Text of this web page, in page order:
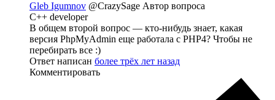
Gleb Igumnov @CrazySage Автор вопроса
C++ developer
В общем второй вопрос — кто-нибудь знает, какая
версия PhpMyAdmin еще работала с PHP4? Чтобы не
перебирать все :)
Ответ написан более трёх лет назад
Комментировать